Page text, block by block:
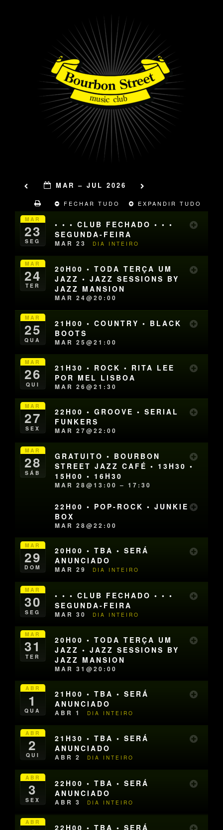
MAR – JUL 2026
FECHAR TUDO EXPANDIR TUDO
MAR
23
SEG
• • • CLUB FECHADO • • •
SEGUNDA-FEIRA
MAR 23 DIA INTEIRO
MAR
24
TER
20H00 • TODA TERÇA UM
JAZZ • JAZZ SESSIONS BY
JAZZ MANSION
MAR 24@20:00
MAR
25
QUA
21H00 • COUNTRY • BLACK
BOOTS
MAR 25@21:00
MAR
26
QUI
21H30 • ROCK • RITA LEE
POR MEL LISBOA
MAR 26@21:30
MAR
27
SEX
22H00 • GROOVE • SERIAL
FUNKERS
MAR 27@22:00
MAR
28
SÁB
GRATUITO • BOURBON
STREET JAZZ CAFÉ • 13H30 •
15H00 • 16H30
MAR 28@13:00 – 17:30
22H00 • POP-ROCK • JUNKIE
BOX
MAR 28@22:00
MAR
29
DOM
20H00 • TBA • SERÁ
ANUNCIADO
MAR 29 DIA INTEIRO
MAR
30
SEG
• • • CLUB FECHADO • • •
SEGUNDA-FEIRA
MAR 30 DIA INTEIRO
MAR
31
TER
20H00 • TODA TERÇA UM
JAZZ • JAZZ SESSIONS BY
JAZZ MANSION
MAR 31@20:00
ABR
1
QUA
21H00 • TBA • SERÁ
ANUNCIADO
ABR 1 DIA INTEIRO
ABR
2
QUI
21H30 • TBA • SERÁ
ANUNCIADO
ABR 2 DIA INTEIRO
ABR
3
SEX
22H00 • TBA • SERÁ
ANUNCIADO
ABR 3 DIA INTEIRO
ABR
22H00 • TBA • SERÁ